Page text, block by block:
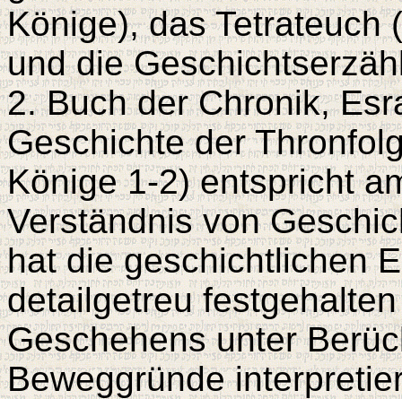
Könige), das Tetrateuch
und die
2. Buch der Chronik,
Geschichte der
Könige 1-2) entspricht
Verständnis von
hat die geschichtlichen
detailgetreu
Geschehens unter
Beweggründe